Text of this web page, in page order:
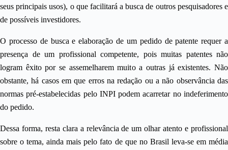
seus principais usos), o que facilitará a busca de outros pesquisadores e
de possíveis investidores.
O processo de busca e elaboração de um pedido de patente requer a
presença de um profissional competente, pois muitas patentes não
logram êxito por se assemelharem muito a outras já existentes. Não
obstante, há casos em que erros na redação ou a não observância das
normas pré-estabelecidas pelo INPI podem acarretar no indeferimento
do pedido.
Dessa forma, resta clara a relevância de um olhar atento e profissional
sobre o tema, ainda mais pelo fato de que no Brasil leva-se em média